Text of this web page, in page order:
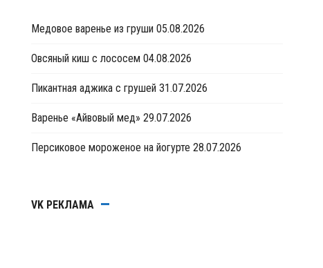
Медовое варенье из груши 05.08.2026
Овсяный киш с лососем 04.08.2026
Пикантная аджика с грушей 31.07.2026
Варенье «Айвовый мед» 29.07.2026
Персиковое мороженое на йогурте 28.07.2026
VK РЕКЛАМА